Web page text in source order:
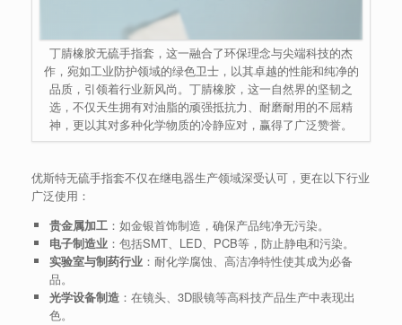
丁腈橡胶无硫手指套，这一融合了环保理念与尖端科技的杰
作，宛如工业防护领域的绿色卫士，以其卓越的性能和纯净的
品质，引领着行业新风尚。丁腈橡胶，这一自然界的坚韧之
选，不仅天生拥有对油脂的顽强抵抗力、耐磨耐用的不屈精
神，更以其对多种化学物质的冷静应对，赢得了广泛赞誉。
优斯特无硫手指套不仅在继电器生产领域深受认可，更在以下行业
广泛使用：
贵金属加工：如金银首饰制造，确保产品纯净无污染。
电子制造业：包括SMT、LED、PCB等，防止静电和污染。
实验室与制药行业：耐化学腐蚀、高洁净特性使其成为必备
品。
光学设备制造：在镜头、3D眼镜等高科技产品生产中表现出
色。